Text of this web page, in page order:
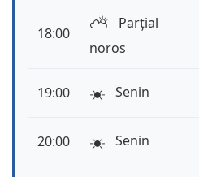
18:00 ⛅️
Parțial
noros
19:00 ☀️ Senin
20:00 ☀️ Senin